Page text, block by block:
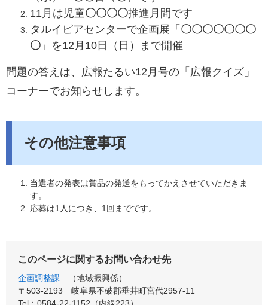
11月は児童〇〇〇〇推進月間です​​
タルイピアセンターで企画展「 〇〇〇〇〇〇〇
〇 」を12月10日（日）まで開催​​
問題の答えは、広報たるい12月号の「広報クイズ」
コーナーでお知らせします。
その他注意事項
当選者の発表は賞品の発送をもってかえさせていただきま
す。
応募は1人につき、1回までです。
このページに関するお問い合わせ先
企画調整課
地域振興係
〒503-2193
岐阜県不破郡垂井町宮代2957-11
Tel：0584-22-1152（内線223）